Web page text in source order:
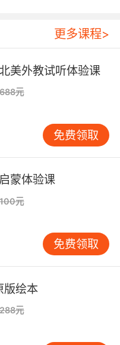
表示全部、will表示
示说。
制造、when意思是
意思是更多、if意
其他、so意思是因
思是时间、up意思
意思是大约、
成、could意思是可
意思是仅仅、new意
some意思是一些、
use意思是使用、
欢、then意思是那
是任何。
更多课程>
美外教试听体验课
元
免费领取
蒙体验课
元
免费领取
版绘本
元